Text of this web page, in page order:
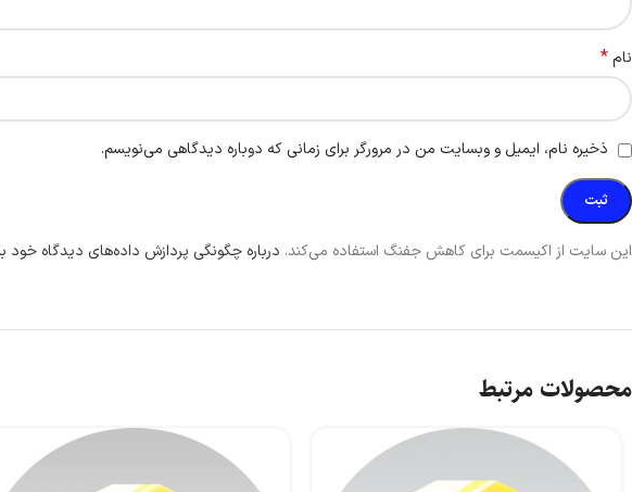
نام*
ذخیره نام، ایمیل و وبسایت من در مرورگر برای زمانی که دوباره دیدگاهی می‌نویسم.
این سایت از اکیسمت برای کاهش جفنگ استفاده می‌کند. درباره چگونگی پردازش داده‌های دیدگاه خود
محصولات مرتبط